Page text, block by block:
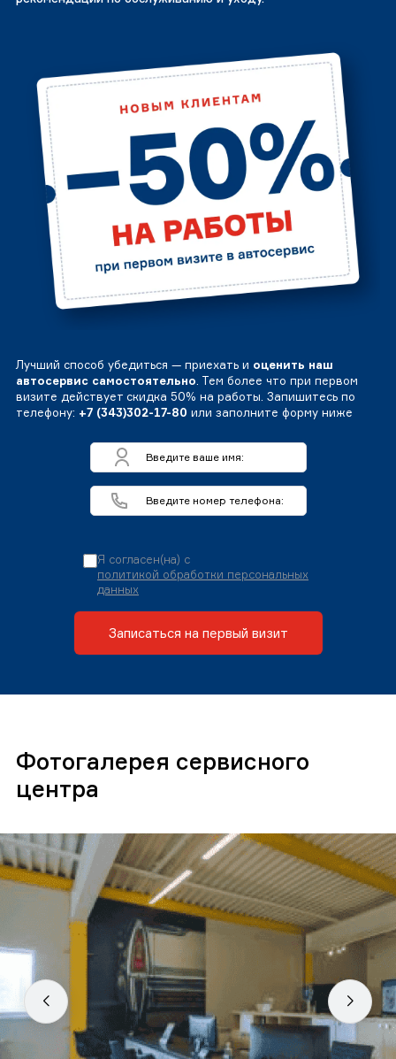
Лучший способ убедиться — приехать и оценить наш
автосервис самостоятельно . Тем более что при первом
визите действует скидка 50% на работы. Запишитесь по
телефону: +7 (343)302-17-80 или заполните форму ниже
Я согласен(на) с
политикой обработки персональных
данных
Записаться на первый визит
Фотогалерея сервисного
центра